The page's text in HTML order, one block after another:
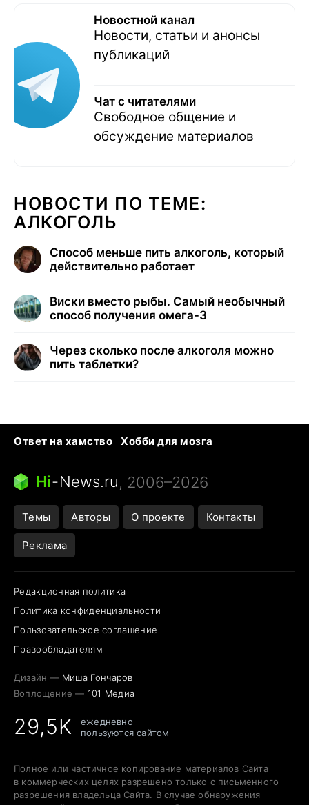
Новостной канал
Новости, статьи и анонсы
публикаций
Чат с читателями
Свободное общение и
обсуждение материалов
НОВОСТИ ПО ТЕМЕ:
АЛКОГОЛЬ
Способ меньше пить алкоголь, который
действительно работает
Виски вместо рыбы. Самый необычный
способ получения омега-3
Через сколько после алкоголя можно
пить таблетки?
Ответ на хамство
Хобби для мозга
Бензин 100 и 95
Тунцы в океанариуме
Следующая пандемия
Hi-News.ru, 2006–2026
Темы Авторы О проекте Контакты
Реклама
Редакционная политика
Политика конфиденциальности
Пользовательское соглашение
Правообладателям
Дизайн — Миша Гончаров
Воплощение — 101 Медиа
29,5K
ежедневно
пользуются сайтом
Полное или частичное копирование материалов Сайта
в коммерческих целях разрешено только с письменного
разрешения владельца Сайта. В случае обнаружения